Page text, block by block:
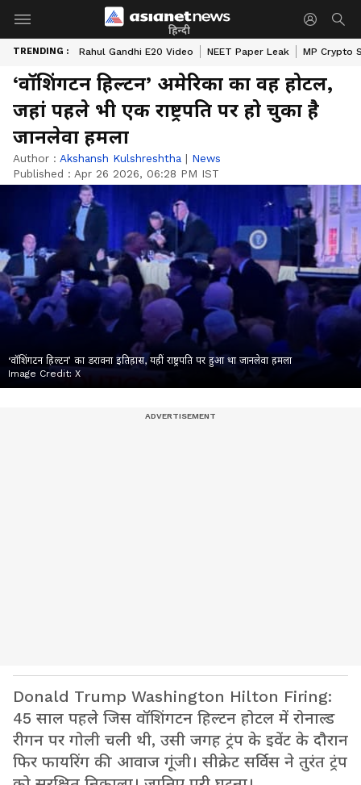
हिन्दी
TRENDING : Rahul Gandhi E20 Video NEET Paper Leak MP Crypto
‘वॉशिंगटन हिल्टन’ अमेरिका का वह होटल,
जहां पहले भी एक राष्ट्रपति पर हो चुका है
जानलेवा हमला
Author : Akshansh Kulshreshtha | News
Published : Apr 26 2026, 06:28 PM IST
‘वॉशिंगटन हिल्टन’ का डरावना इतिहास, यहीं राष्ट्रपति पर हुआ था जानलेवा हमला
Image Credit:X
Donald Trump Washington Hilton Firing:
45 साल पहले जिस वॉशिंगटन हिल्टन होटल में रोनाल्ड
रीगन पर गोली चली थी, उसी जगह ट्रंप के इवेंट के दौरान
फिर फायरिंग की आवाज गूंजी। सीक्रेट सर्विस ने तुरंत ट्रंप